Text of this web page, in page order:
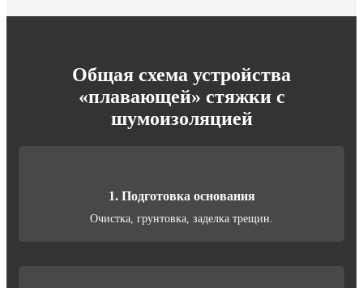
Общая схема устройства
«плавающей» стяжки с
шумоизоляцией
1. Подготовка основания
Очистка, грунтовка, заделка трещин.